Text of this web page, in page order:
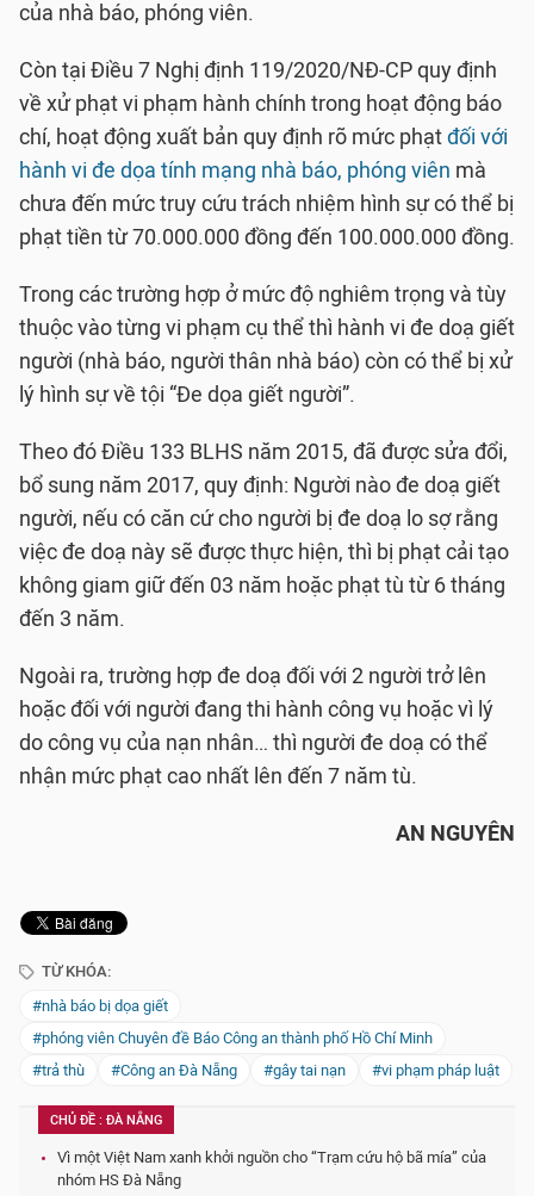
của nhà báo, phóng viên.
Còn tại Điều 7 Nghị định 119/2020/NĐ-CP quy định
về xử phạt vi phạm hành chính trong hoạt động báo
chí, hoạt động xuất bản quy định rõ mức phạtđối với
hành vi đe dọa tính mạng nhà báo, phóng viên mà
chưa đến mức truy cứu trách nhiệm hình sự có thể bị
phạt tiền từ 70.000.000 đồng đến 100.000.000 đồng.
Trong các trường hợp ở mức độ nghiêm trọng và tùy
thuộc vào từng vi phạm cụ thể thì hành vi đe doạ giết
người (nhà báo, người thân nhà báo) còn có thể bị xử
lý hình sự về tội “Đe dọa giết người”.
Theo đó Điều 133 BLHS năm 2015, đã được sửa đổi,
bổ sung năm 2017, quy định: Người nào đe doạ giết
người, nếu có căn cứ cho người bị đe doạ lo sợ rằng
việc đe doạ này sẽ được thực hiện, thì bị phạt cải tạo
không giam giữ đến 03 năm hoặc phạt tù từ 6 tháng
đến 3 năm.
Ngoài ra, trường hợp đe doạ đối với 2 người trở lên
hoặc đối với người đang thi hành công vụ hoặc vì lý
do công vụ của nạn nhân… thì người đe doạ có thể
nhận mức phạt cao nhất lên đến 7 năm tù.
AN NGUYÊN
TỪ KHÓA:
#nhà báo bị dọa giết
#phóng viên Chuyên đề Báo Công an thành phố Hồ Chí Minh
#trả thù
#Công an Đà Nẵng #gây tai nạn #vi phạm pháp luật
CHỦ ĐỀ : ĐÀ NẴNG
Vì một Việt Nam xanh khởi nguồn cho “Trạm cứu hộ bã mía” của
nhóm HS Đà Nẵng